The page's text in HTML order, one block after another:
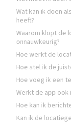
Wat kan ik doen
heeft?
Waarom klopt de
onnauwkeurig?
Hoe werkt de
Hoe stel ik de
Hoe voeg ik een
Werkt de app ook
Hoe kan ik
Kan ik de